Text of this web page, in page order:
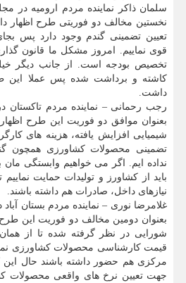
سلمان ذاکر نماینده مردم ارومیه در
نخستین مخالف دو فوریتی طرح اظهار
تعیین تضمینی گندم وجود دارد پس
قوی نماییم. امروز مشکل ما قانون
تخصیص بودجه است. از جانب دیگر
کاشته و برداشت شده پس عملا این
داشت.
رجب رحمانی – نماینده مردم
بعنوان موافق دو فوریت این طرح
شیمیایی افزایش یافته، هزینه های
تضمینی محصولات کشاورزی همچون
نداده ایم. اگر می خواهیم وابستگی
باید از کشاورز و تولیدات حمایت نماییم
نیازهای داخل، صادرات هم داشته باشند.
غلامرضا نوری – نماینده مردم بستان
بعنوان دومین مخالف دو فوریت این
شورایی در نظر گرفته شده تا از همان
قیمت کارشناسی محصولات کشاورزی
مرکزی هم حضور داشته باشند حال این
جهت تعیین نرخ های واقعی محصولات